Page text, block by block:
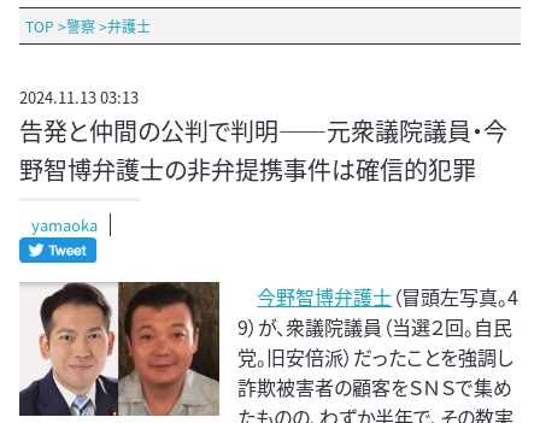
TOP >警察>弁護士
2024.11.13 03:13
告発と仲間の公判で判明――元衆議院議員・今
野智博弁護士の非弁提携事件は確信的犯罪
yamaoka
今野智博弁護士（冒頭左写真。4
9）が、衆議院議員（当選２回。自民
党。旧安倍派）だったことを強調し
詐欺被害者の顧客をＳＮＳで集め